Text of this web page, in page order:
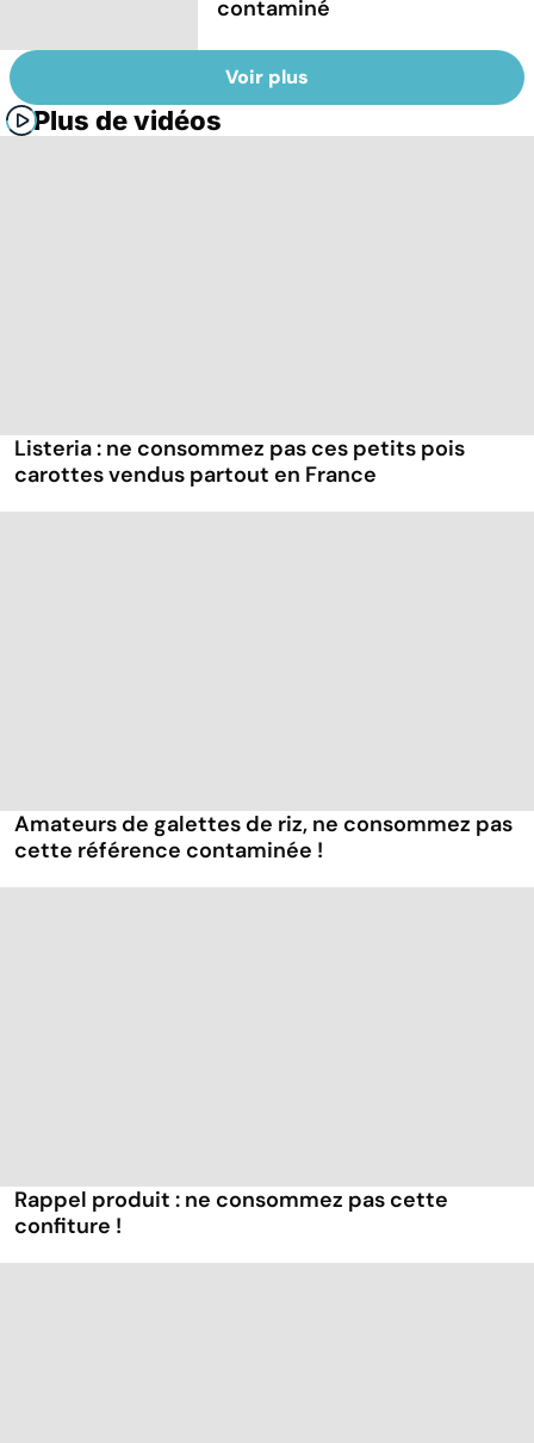
contaminé
Voir plus
Plus de vidéos
Listeria : ne consommez pas ces petits pois
carottes vendus partout en France
Amateurs de galettes de riz, ne consommez pas
cette référence contaminée !
Rappel produit : ne consommez pas cette
confiture !